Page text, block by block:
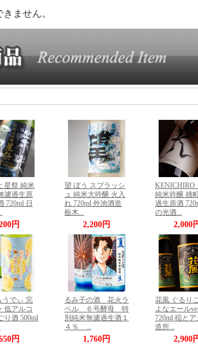
ません。